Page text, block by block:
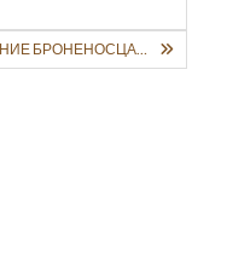
БРОНЕНОСЦА…